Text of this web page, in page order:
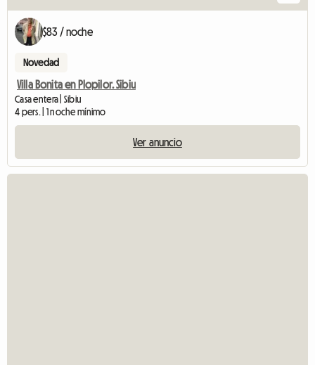
$83 / noche
Novedad
Villa Bonita en Plopilor. Sibiu
Casa entera | Sibiu
4 pers. | 1 noche mínimo
Ver anuncio